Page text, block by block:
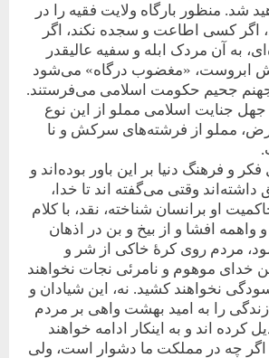
شد. منظور بارگاه ولایت فقیه را در
اگر کسی اطاعت و سجده نکند، اگر
به آن مردک ابله و سفیه عالیقدر
ابروست، «مغضوب درگاه» می‌شود
جهنم جحیم حکومت اسلامی می‌فرستند.
جنایت اسلامی مملو از این نوع
مملو از فرشته‌های سرکش و نا
و فرهنگ دنیا بر این باور بوده‌اند و
وقتی می‌گفته اند تا خدا،
او برانسان شناخته، نقد، با کلام
افشا و از بیخ و بن در اذهان
مردم روی کرۀ خاکی از شر و
خدای موهوم و نامرئی نجات نخواهند
نخواهند کشید. نه، این شیادان و
زندگی را به امید بهشت واهی بر مردم
کرده اند و به اینکار ادامه خواهند
چه در مملکت ما دشوار است، ولی